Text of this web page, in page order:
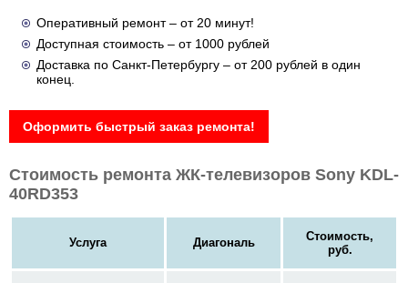
Оперативный ремонт – от 20 минут!
Доступная стоимость – от 1000 рублей
Доставка по Санкт-Петербургу – от 200 рублей в один
конец.
Оформить быстрый заказ ремонта!
Стоимость ремонта ЖК-телевизоров Sony KDL-
40RD353
Услуга Диагональ
Стоимость,
руб.